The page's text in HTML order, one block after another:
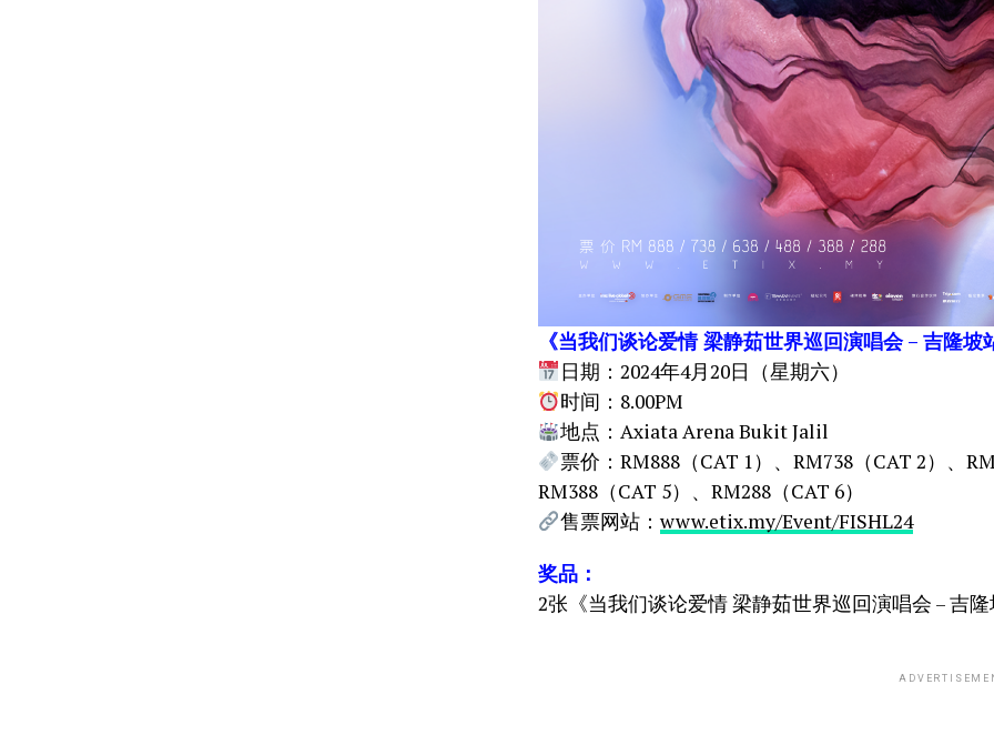
《当我们谈论爱情 梁静茹世界巡回演唱会 – 吉隆坡
日期：2024年4月20日（星期六）
时间：8.00PM
地点：Axiata Arena Bukit Jalil
票价：RM888（CAT 1）、RM738（CAT 2）、
RM388（CAT 5）、RM288（CAT 6）
售票网站： www.etix.my/Event/FISHL24
奖品：
2张《当我们谈论爱情 梁静茹世界巡回演唱会 – 吉